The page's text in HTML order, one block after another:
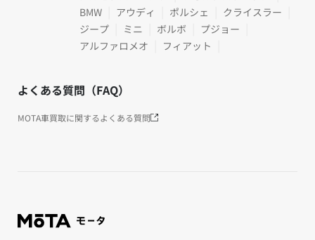
BMW
アウディ ポルシェ
クライスラー
ジープ
ミニ ボルボ
プジョー
アルファロメオ
フィアット
よくある質問（FAQ）
MOTA車買取に関するよくある質問